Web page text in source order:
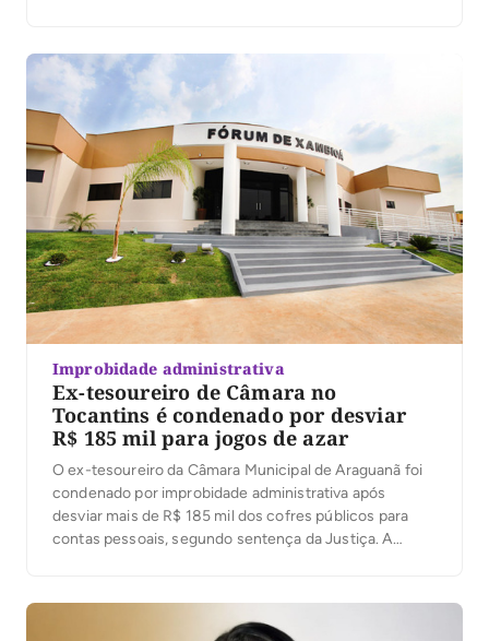
avenidas de cinco setores da cidade. Com
investimento […]
Improbidade administrativa
Ex-tesoureiro de Câmara no
Tocantins é condenado por desviar
R$ 185 mil para jogos de azar
O ex-tesoureiro da Câmara Municipal de Araguanã foi
condenado por improbidade administrativa após
desviar mais de R$ 185 mil dos cofres públicos para
contas pessoais, segundo sentença da Justiça. A
Xambioá. De acordo com o processo, o ex-servidor […]